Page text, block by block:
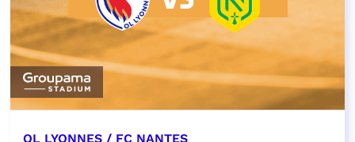
OL LYONNES / FC NANTES